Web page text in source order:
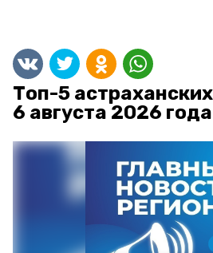
Топ-5
6 августа 2026 года